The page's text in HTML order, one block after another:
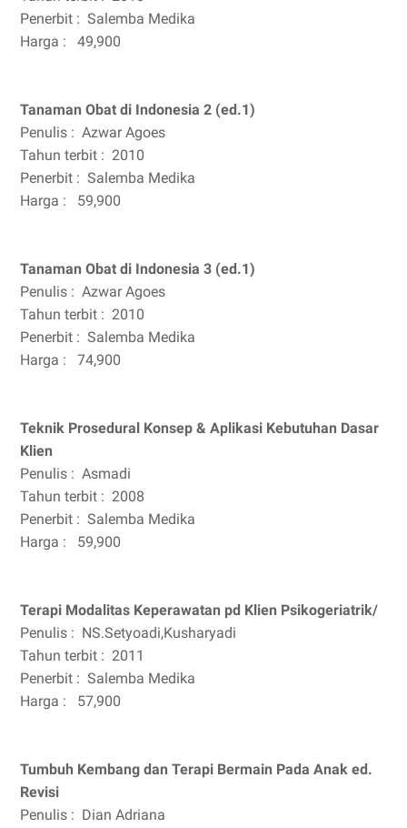
Penerbit : Salemba Medika
Harga :
49,900
Tanaman Obat di Indonesia 2 (ed.1)
Penulis : Azwar Agoes
Tahun terbit : 2010
Penerbit : Salemba Medika
Harga :
59,900
Tanaman Obat di Indonesia 3 (ed.1)
Penulis : Azwar Agoes
Tahun terbit : 2010
Penerbit : Salemba Medika
Harga :
74,900
Teknik Prosedural Konsep & Aplikasi Kebutuhan Dasar
Klien
Penulis : Asmadi
Tahun terbit : 2008
Penerbit : Salemba Medika
Harga :
59,900
Terapi Modalitas Keperawatan pd Klien Psikogeriatrik/
Penulis : NS.Setyoadi,Kusharyadi
Tahun terbit : 2011
Penerbit : Salemba Medika
Harga :
57,900
Tumbuh Kembang dan Terapi Bermain Pada Anak ed.
Revisi
Penulis : Dian Adriana